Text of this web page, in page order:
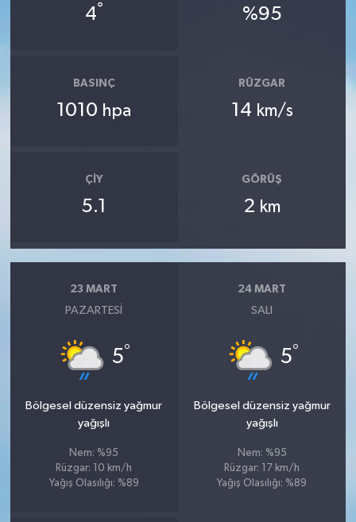
4° %95
BASINÇ
1010 hpa
RÜZGAR
14 km/s
ÇIY
5.1
GÖRÜŞ
2 km
23 MART
PAZARTESI
5°
Bölgesel düzensiz yağmur
yağışlı
Nem: %95
Rüzgar: 10 km/h
Yağış Olasılığı: %89
24 MART
SALI
5°
Bölgesel düzensiz yağmur
yağışlı
Nem: %95
Rüzgar: 17 km/h
Yağış Olasılığı: %89